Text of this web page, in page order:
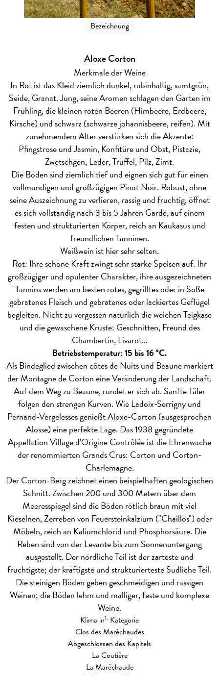
Bezeichnung
Aloxe Corton
Merkmale der Weine
In Rot ist das Kleid ziemlich dunkel, rubinhaltig, samtgrün,
Seide, Granat. Jung, seine Aromen schlagen den Garten im
Frühling, die kleinen roten Beeren (Himbeere, Erdbeere,
Kirsche) und schwarz (schwarze johannisbeere, reifen). Mit
zunehmendem Alter verstärken sich die Akzente:
Pfingstrose und Jasmin, Konfitüre und Obst, Pistazie,
Zwetschgen, Leder, Trüffel, Pilz, Zimt.
Die Böden sind ziemlich tief und eignen sich gut für einen
vollmundigen und großzügigen Pinot Noir. Robust, ohne
seine Auszeichnung zu verlieren, rassig und fruchtig, öffnet
es sich vollständig nach 3 bis 5 Jahren Garde, auf einem
festen und strukturierten Körper, reich an Kaukasus und
freundlichen Tanninen.
Weißwein ist hier sehr selten.
Rot: Ihre schöne Kraft zwingt sehr starke Speisen auf. Ihr
großzügiger und opulenter Charakter, ihre ausgezeichneten
Tannins werden am besten rotes, gegrilltes oder in Soße
gebratenes Fleisch und gebratenes oder lackiertes Geflügel
begleiten. Nicht zu vergessen natürlich die weichen Teigkäse
und die gewaschene Kruste: Geschnitten, Freund des
Chambertin, Livarot...
Betriebstemperatur: 15 bis 16 °C.
Als Bindeglied zwischen côtes de Nuits und Beaune markiert
der Montagne de Corton eine Veränderung der Landschaft.
Auf dem Weg zu Beaune, rundet er sich ab. Sanfte Täler
folgen den strengen Kurven. Wie Ladoix-Serrigny und
Pernand-Vergelesses genießt Aloxe-Corton (ausgesprochen
Alosse) eine perfekte Lage. Das 1938 gegründete
Appellation Village d'Origine Contrôlée ist die Ehrenwache
der renommierten Grands Crus: Corton und Corton-
Charlemagne.
Der Corton-Berg zeichnet einen beispielhaften geologischen
Schnitt. Zwischen 200 und 300 Metern über dem
Meeresspiegel sind die Böden rötlich braun mit viel
Kieselnen, Zerreben von Feuersteinkalzium ("Chaillos") oder
Möbeln, reich an Kaliumchlorid und Phosphorsäure. Die
Reben sind von der Levante bis zum Sonnenuntergang
ausgestellt. Der nördliche Teil ist der zarteste und
fruchtigste; der kräftigste und strukturierteste Südliche Teil.
Die steinigen Böden geben geschmeidigen und rassigen
Weinen; die Böden lehm und malliger, feste und komplexe
Weine.
Klima in1. Kategorie
Clos des Maréchaudes
Abgeschlossen des Kapitels
La Coutière
La Maréchaude